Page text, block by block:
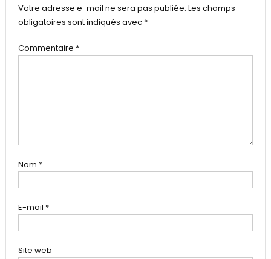
Votre adresse e-mail ne sera pas publiée. Les champs
obligatoires sont indiqués avec *
Commentaire *
Nom *
E-mail *
Site web